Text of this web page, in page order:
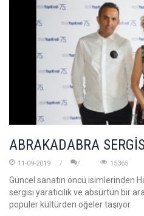
ABRAKADABRA
11-09-2019 15365
Güncel sanatın öncü isimlerinden
sergisi yaratıcılık ve absürtün bir
popüler kültürden öğeler taşıyor.